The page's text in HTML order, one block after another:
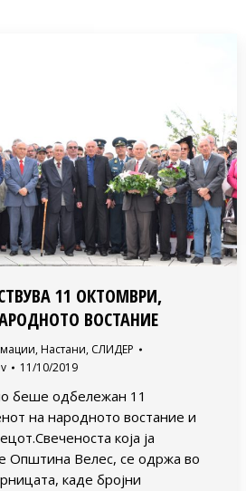
11 ОКТОМВРИ,
ВОСТАНИЕ
, Настани, СЛИДЕР
11/10/2019
беше одбележан 11
на народното востание и
која ја
Општина Велес, се одржа во
каде бројни